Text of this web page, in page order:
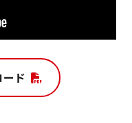
ド